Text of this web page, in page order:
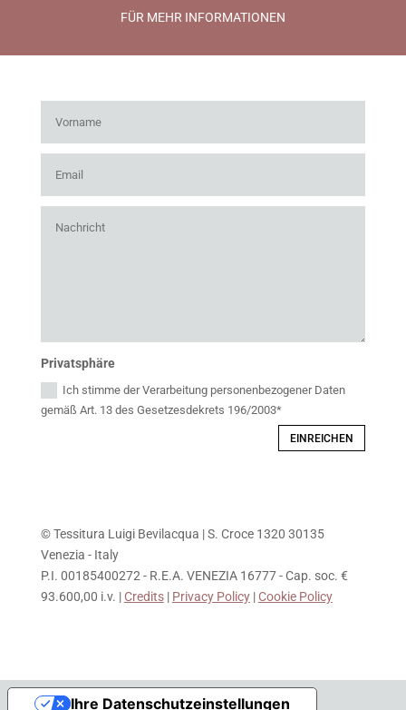
FÜR MEHR INFORMATIONEN
Privatsphäre
Ich stimme der Verarbeitung personenbezogener Daten
gemäß Art. 13 des Gesetzesdekrets 196/2003*
EINREICHEN
© Tessitura Luigi Bevilacqua | S. Croce 1320 30135
Venezia - Italy
P.I. 00185400272 - R.E.A. VENEZIA 16777 - Cap. soc. €
93.600,00 i.v. |Credits| Privacy Policy|Cookie Policy
Ihre Datenschutzeinstellungen